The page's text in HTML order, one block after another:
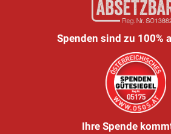
Spenden sind zu 100%
Ihre Spende